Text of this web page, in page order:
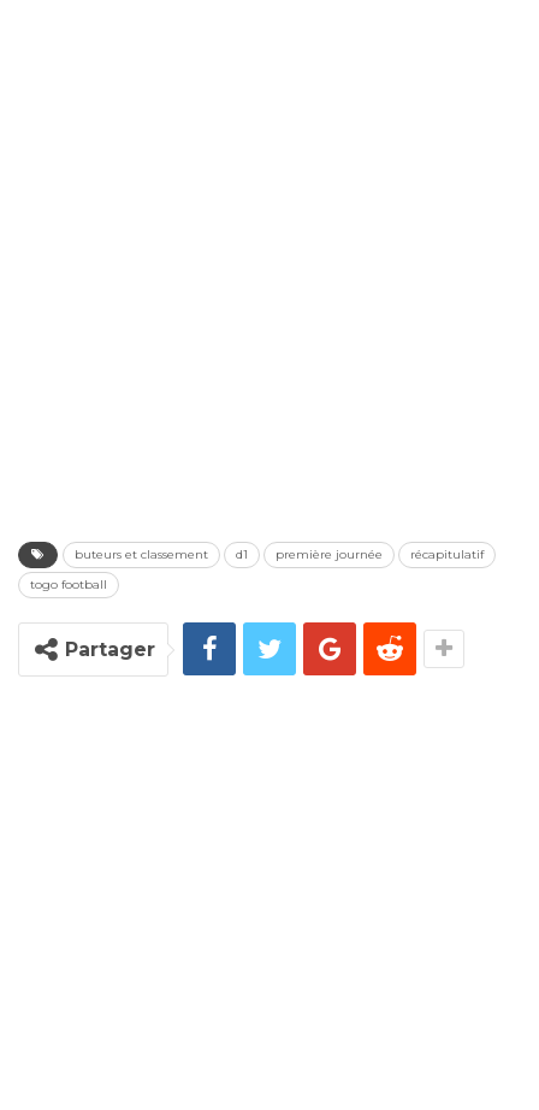
buteurs et classement d1 première journée
récapitulatif
togo football
Partager